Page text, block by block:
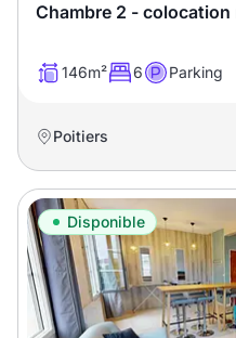
Mettre en avant les
Chambre 2 - colocation
146m² 6 Parking
Poitiers
Disponible